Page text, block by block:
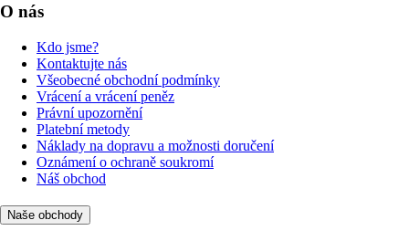
O nás
Kdo jsme?
Kontaktujte nás
Všeobecné obchodní podmínky
Vrácení a vrácení peněz
Právní upozornění
Platební metody
Náklady na dopravu a možnosti doručení
Oznámení o ochraně soukromí
Náš obchod
Naše obchody